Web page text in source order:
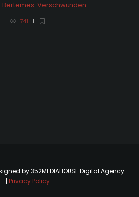
Bertemes: Verschwunden….
741
by 352MEDIAHOUSE Digital Agency
| Privacy Policy